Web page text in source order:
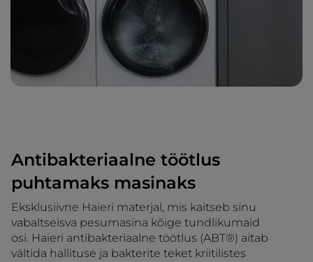
Antibakteriaalne töötlus
puhtamaks masinaks
Eksklusiivne Haieri materjal, mis kaitseb sinu
vabaltseisva pesumasina kõige tundlikumaid
osi. Haieri antibakteriaalne töötlus (ABT®) aitab
vältida hallituse ja bakterite teket kriitilistes